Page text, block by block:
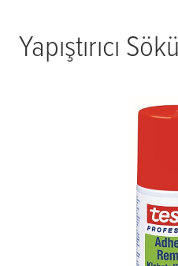
Yapıştırıcı